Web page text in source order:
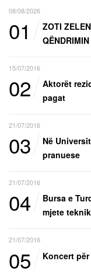
08/08/2026
01
ZOTI
15/07/2016
02
Aktorët
pagat
21/07/2016
03
Në
pranuese
21/07/2016
04
Bursa e
mjete
21/07/2016
05 Koncert